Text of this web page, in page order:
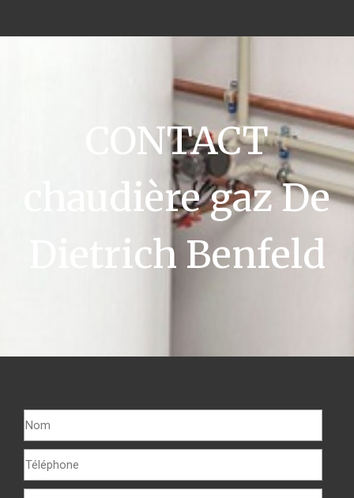
CONTACT
chaudière gaz De
Dietrich Benfeld